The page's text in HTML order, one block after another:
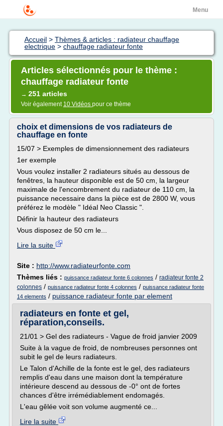
Menu
Accueil > Thèmes & articles : radiateur chauffage
electrique > chauffage radiateur fonte
Articles sélectionnés pour le thème :
chauffage radiateur fonte
→ 251 articles
Voir également 10 Vidéos pour ce thème
choix et dimensions de vos radiateurs de
chauffage en fonte
15/07 > Exemples de dimensionnement des radiateurs
1er exemple
Vous voulez installer 2 radiateurs situés au dessous de
fenêtres, la hauteur disponible est de 50 cm, la largeur
maximale de l'encombrement du radiateur de 110 cm, la
puissance necessaire dans la pièce est de 2800 W, vous
préférez le modèle " Idéal Neo Classic ".
Définir la hauteur des radiateurs
Vous disposez de 50 cm le...
Lire la suite
Site : http://www.radiateurfonte.com
Thèmes liés : puissance radiateur fonte 6 colonnes / radiateur fonte 2
colonnes / puissance radiateur fonte 4 colonnes / puissance radiateur fonte
14 elements / puissance radiateur fonte par element
radiateurs en fonte et gel,
réparation,conseils.
21/01 > Gel des radiateurs - Vague de froid janvier 2009
Suite à la vague de froid, de nombreuses personnes ont
subit le gel de leurs radiateurs.
Le Talon d'Achille de la fonte est le gel, des radiateurs
remplis d'eau dans une maison dont la température
intérieure descend au dessous de -0° ont de fortes
chances d'être irrémédiablement endomagés.
L'eau gêlée voit son volume augmenté ce...
Lire la suite